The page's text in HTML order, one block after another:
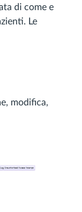
di come e
Le
modifica,